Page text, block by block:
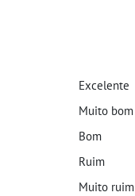
Excelente
Muito bom
Bom
Ruim
Muito ruim